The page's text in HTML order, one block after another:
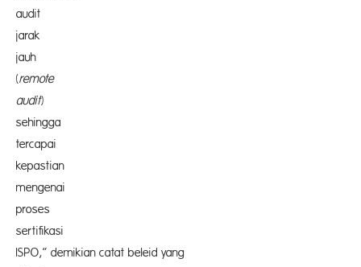
(
audit
kepastian
proses
ISPO,” demikian catat beleid yang